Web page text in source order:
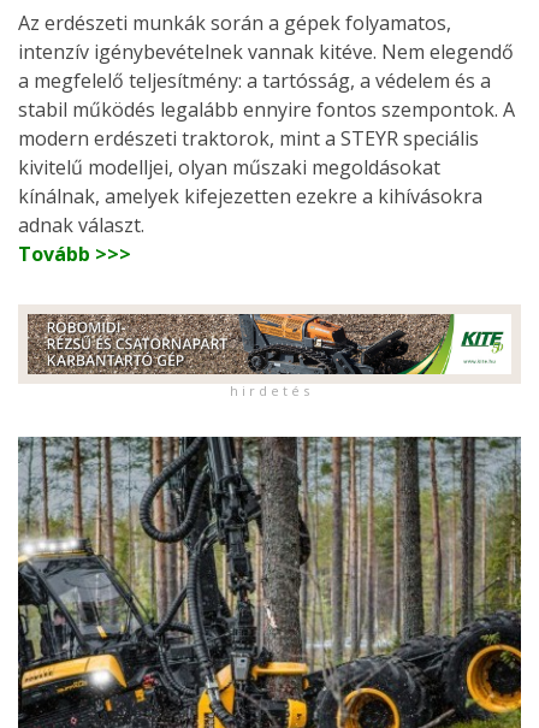
Az erdészeti munkák során a gépek folyamatos,
intenzív igénybevételnek vannak kitéve. Nem elegendő
a megfelelő teljesítmény: a tartósság, a védelem és a
stabil működés legalább ennyire fontos szempontok. A
modern erdészeti traktorok, mint a STEYR speciális
kivitelű modelljei, olyan műszaki megoldásokat
kínálnak, amelyek kifejezetten ezekre a kihívásokra
adnak választ.
Tovább >>>
h i r d e t é s